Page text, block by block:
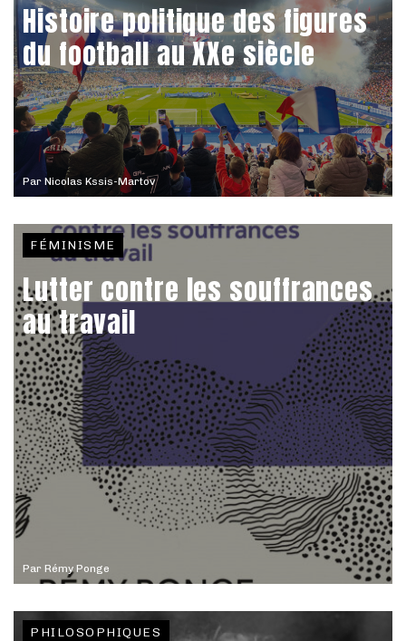
Par Nicolas Kssis-Martov
Histoire politique des figures
du football au XXe siècle
Par Rémy Ponge
FÉMINISME
Lutter contre les souffrances
au travail
PHILOSOPHIQUES